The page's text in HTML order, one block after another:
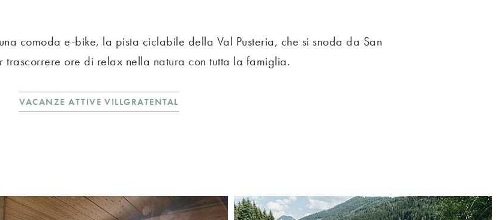
comoda e-bike, la pista ciclabile della Val Pusteria, che si snoda da San
ore di relax nella natura con tutta la famiglia.
VACANZE ATTIVE VILLGRATENTAL